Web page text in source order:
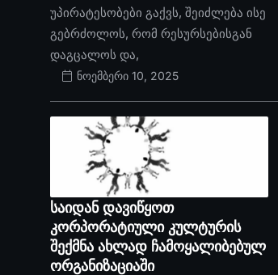
უპირატესობები გაქვს, შეიძლება ისე
გებრძოლოს, რომ რესურსებისგან
დაგცალოს და,
ნოემბერი 10, 2025
საიდან დავიწყოთ
კორპორატიული კულტურის
შექმნა ახლად ჩამოყალიბებულ
ორგანიზაციაში